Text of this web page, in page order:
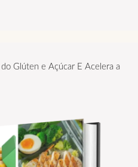
Glúten e Açúcar E Acelera a